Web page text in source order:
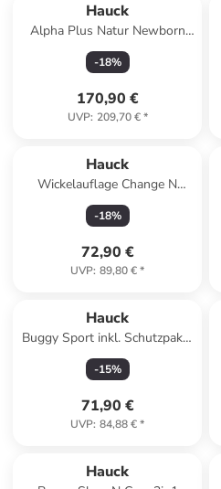
Hauck
Alpha Plus Natur Newborn
Set - 4-tlg. in beige
-18%
170,90 €
UVP: 209,70 €*
Hauck
Wickelauflage Change N
Clean in beige,green
-18%
72,90 €
UVP: 89,80 €*
Hauck
Buggy Sport inkl. Schutzpaket
- Blue in blau
-15%
71,90 €
UVP: 84,88 €*
Hauck